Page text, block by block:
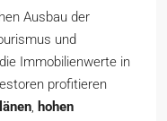
Ausbau der
und
Immobilienwerte in
profitieren
, hohen